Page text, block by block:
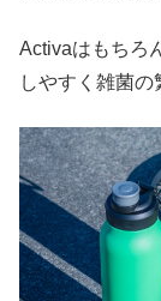
Activaはもちろ
しやすく雑菌の